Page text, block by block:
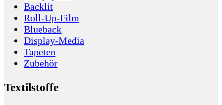
Backlit
Roll-Up-Film
Blueback
Display-Media
Tapeten
Zubehör
Textilstoffe